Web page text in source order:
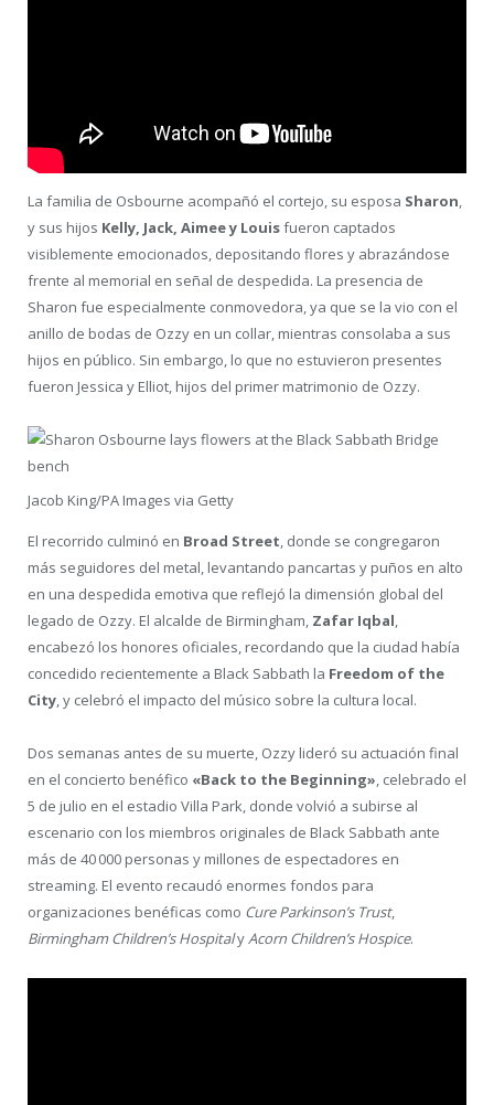
La familia de Osbourne acompañó el cortejo, su esposa Sharon,
y sus hijos Kelly, Jack, Aimee y Louisfueron captados
visiblemente emocionados, depositando flores y abrazándose
frente al memorial en señal de despedida. La presencia de
Sharon fue especialmente conmovedora, ya que se la vio con el
anillo de bodas de Ozzy en un collar, mientras consolaba a sus
hijos en público. Sin embargo, lo que no estuvieron presentes
fueron Jessica y Elliot, hijos del primer matrimonio de Ozzy.
Jacob King/PA Images via Getty
El recorrido culminó en Broad Street, donde se congregaron
más seguidores del metal, levantando pancartas y puños en alto
en una despedida emotiva que reflejó la dimensión global del
legado de Ozzy. El alcalde de Birmingham, Zafar Iqbal,
encabezó los honores oficiales, recordando que la ciudad había
concedido recientemente a Black Sabbath la Freedom of the
City, y celebró el impacto del músico sobre la cultura local.
Dos semanas antes de su muerte, Ozzy lideró su actuación final
en el concierto benéfico «Back to the Beginning», celebrado el
5 de julio en el estadio Villa Park, donde volvió a subirse al
escenario con los miembros originales de Black Sabbath ante
más de 40 000 personas y millones de espectadores en
streaming. El evento recaudó enormes fondos para
organizaciones benéficas como Cure Parkinson’s Trust,
Birmingham Children’s HospitalyAcorn Children’s Hospice.